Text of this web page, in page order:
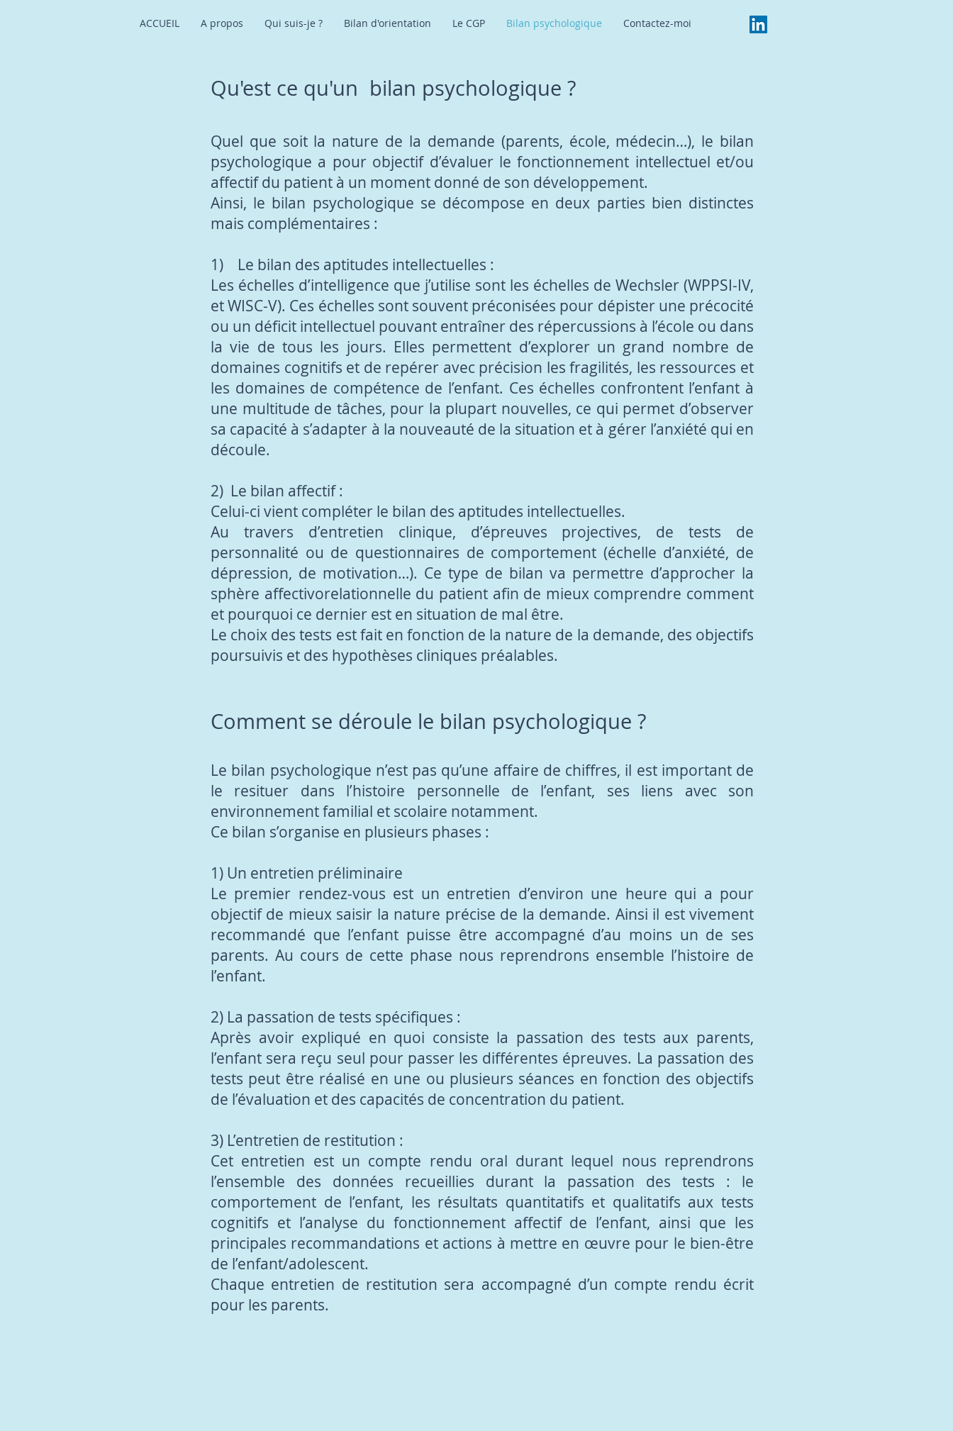
ACCUEIL A propos Qui suis-je ? Bilan d'orientation Le CGP Bilan psychologique Contactez-moi
Qu'est ce qu'un bilan psychologique ?
Quel que soit la nature de la demande (parents, école, médecin…), le bilan
psychologique a pour objectif d’évaluer le fonctionnement intellectuel et/ou
affectif du patient à un moment donné de son développement.
Ainsi, le bilan psychologique se décompose en deux parties bien distinctes
mais complémentaires :
1) Le bilan des aptitudes intellectuelles :
Les échelles d’intelligence que j’utilise sont les échelles de Wechsler (WPPSI-IV,
et WISC-V). Ces échelles sont souvent préconisées pour dépister une précocité
ou un déficit intellectuel pouvant entraîner des répercussions à l’école ou dans
la vie de tous les jours. Elles permettent d’explorer un grand nombre de
domaines cognitifs et de repérer avec précision les fragilités, les ressources et
les domaines de compétence de l’enfant. Ces échelles confrontent l’enfant à
une multitude de tâches, pour la plupart nouvelles, ce qui permet d’observer
sa capacité à s’adapter à la nouveauté de la situation et à gérer l’anxiété qui en
découle.
2) Le bilan affectif :
Celui-ci vient compléter le bilan des aptitudes intellectuelles.
Au travers d’entretien clinique, d’épreuves projectives, de tests de
personnalité ou de questionnaires de comportement (échelle d’anxiété, de
dépression, de motivation…). Ce type de bilan va permettre d’approcher la
sphère affectivorelationnelle du patient afin de mieux comprendre comment
et pourquoi ce dernier est en situation de mal être.
Le choix des tests est fait en fonction de la nature de la demande, des objectifs
poursuivis et des hypothèses cliniques préalables.
Comment se déroule le bilan psychologique ?
Le bilan psychologique n’est pas qu’une affaire de chiffres, il est important de
le resituer dans l’histoire personnelle de l’enfant, ses liens avec son
environnement familial et scolaire notamment.
Ce bilan s’organise en plusieurs phases :
1) Un entretien préliminaire
Le premier rendez-vous est un entretien d’environ une heure qui a pour
objectif de mieux saisir la nature précise de la demande. Ainsi il est vivement
recommandé que l’enfant puisse être accompagné d’au moins un de ses
parents. Au cours de cette phase nous reprendrons ensemble l’histoire de
l’enfant.
2) La passation de tests spécifiques :
Après avoir expliqué en quoi consiste la passation des tests aux parents,
l’enfant sera reçu seul pour passer les différentes épreuves. La passation des
tests peut être réalisé en une ou plusieurs séances en fonction des objectifs
de l’évaluation et des capacités de concentration du patient.
3) L’entretien de restitution :
Cet entretien est un compte rendu oral durant lequel nous reprendrons
l’ensemble des données recueillies durant la passation des tests : le
comportement de l’enfant, les résultats quantitatifs et qualitatifs aux tests
cognitifs et l’analyse du fonctionnement affectif de l’enfant, ainsi que les
principales recommandations et actions à mettre en œuvre pour le bien-être
de l’enfant/adolescent.
Chaque entretien de restitution sera accompagné d’un compte rendu écrit
pour les parents.